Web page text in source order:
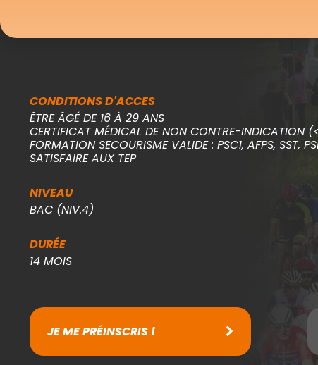
CONDITIONS D'ACCES
ÊTRE ÂGÉ DE 16 À 29 ANS
CERTIFICAT MÉDICAL DE NON CONTRE-INDICATION
FORMATION SECOURISME VALIDE : PSC1, AFPS, SST,
SATISFAIRE AUX TEP
NIVEAU
BAC (NIV.4)
DURÉE
14 MOIS
JE ME PRÉINSCRIS !